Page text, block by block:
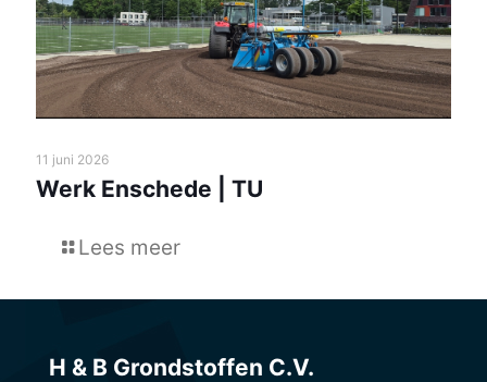
11 juni 2026
Werk Enschede | TU
Lees meer
H & B Grondstoffen C.V.